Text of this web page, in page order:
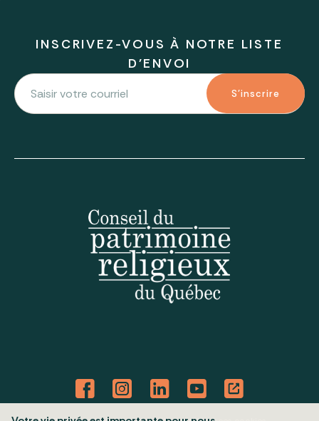
INSCRIVEZ-VOUS À NOTRE LISTE
D'ENVOI
S'inscrire